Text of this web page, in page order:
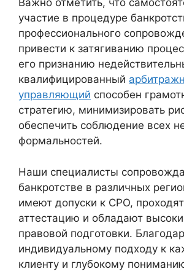
Важно отметить, что
участие в процедуре
профессионального
привести к затягиванию
его признанию
квалифицированный
управляющий способен
стратегию, минимизировать
обеспечить соблюдение всех
формальностей.
Наши специалисты
банкротстве в различных
имеют допуски к СРО,
аттестацию и обладают
правовой подготовки.
индивидуальному подходу к
клиенту и глубокому